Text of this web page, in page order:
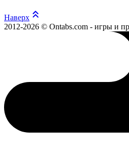
Наверх
2012-2026 © Ontabs.com - игры и